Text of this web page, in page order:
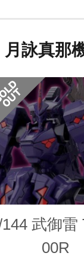
詠真那
144 武御雷
00R